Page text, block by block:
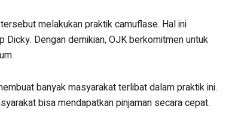
melakukan praktik camuflase. Hal ini
Dengan demikian, OJK berkomitmen untuk
banyak masyarakat terlibat dalam praktik ini.
bisa mendapatkan pinjaman secara cepat.